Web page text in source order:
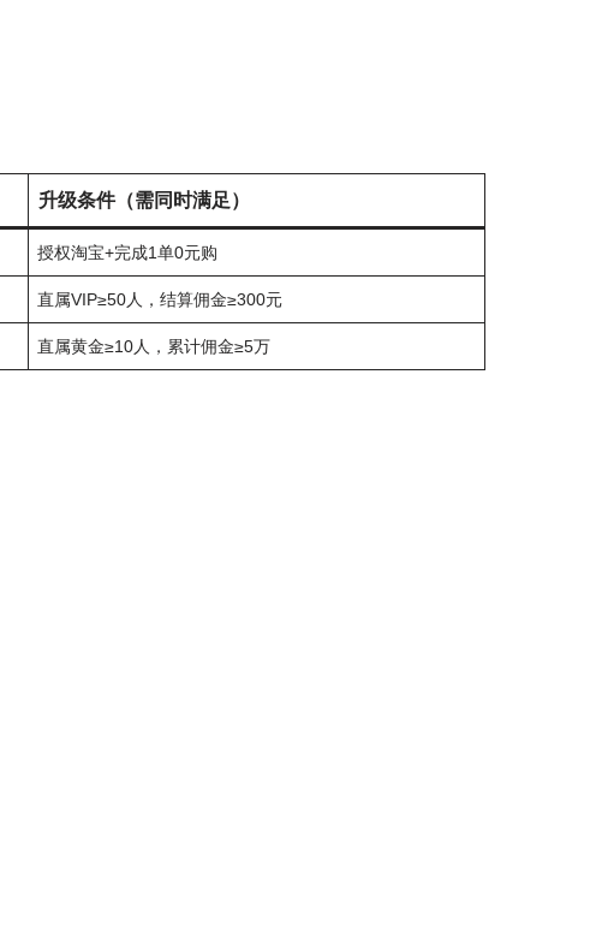
升级条件（需同时满足）
授权淘宝+完成1单0元购
直属VIP≥50人，结算佣金≥300元
直属黄金≥10人，累计佣金≥5万